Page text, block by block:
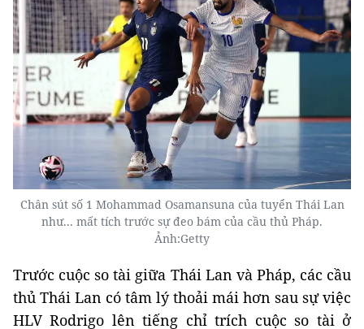
Chân sút số 1 Mohammad Osamansuna của tuyển Thái Lan
như... mất tích trước sự đeo bám của cầu thủ Pháp.
Ảnh:Getty
Trước cuộc so tài giữa Thái Lan và Pháp, các cầu
thủ Thái Lan có tâm lý thoải mái hơn sau sự việc
HLV Rodrigo lên tiếng chỉ trích cuộc so tài ở